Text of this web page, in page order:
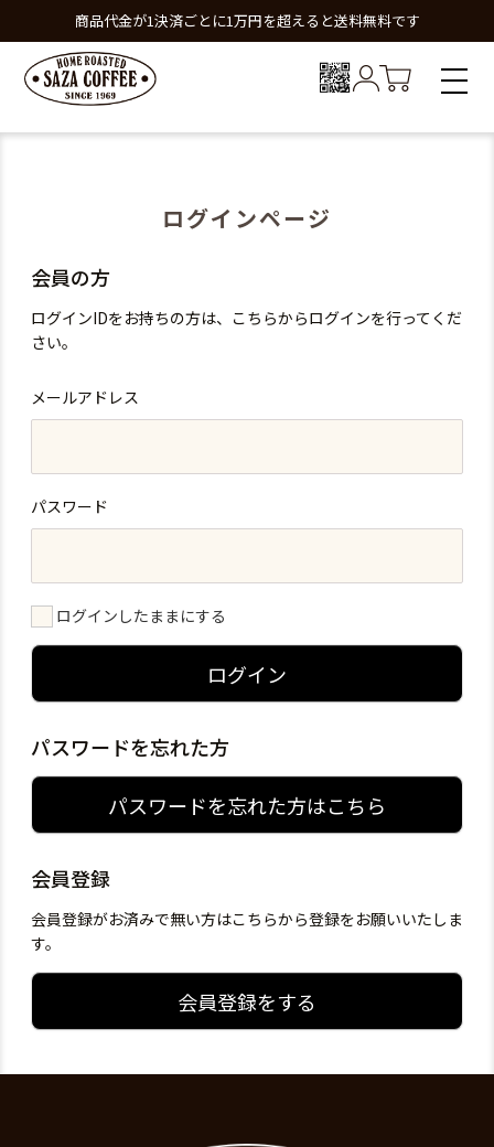
商品代金が1決済ごとに1万円を超えると送料無料です
ログインページ
会員の方
ログインIDをお持ちの方は、こちらからログインを行ってくだ
さい。
メールアドレス
パスワード
ログインしたままにする
ログイン
パスワードを忘れた方
パスワードを忘れた方はこちら
会員登録
会員登録がお済みで無い方はこちらから登録をお願いいたしま
す。
会員登録をする